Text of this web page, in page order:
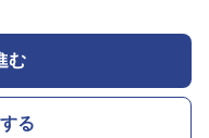
む
る